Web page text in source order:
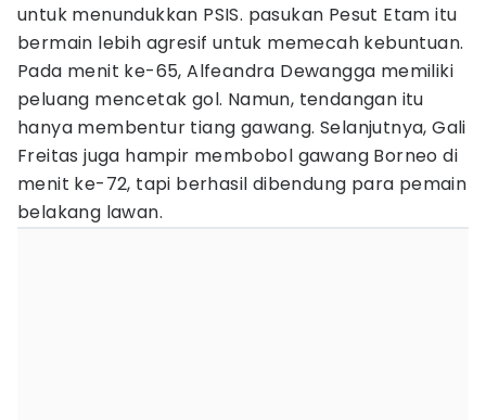
untuk menundukkan PSIS. pasukan Pesut Etam itu
bermain lebih agresif untuk memecah kebuntuan.
Pada menit ke-65, Alfeandra Dewangga memiliki
peluang mencetak gol. Namun, tendangan itu
hanya membentur tiang gawang. Selanjutnya, Gali
Freitas juga hampir membobol gawang Borneo di
menit ke-72, tapi berhasil dibendung para pemain
belakang lawan.